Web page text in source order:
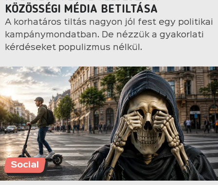
KÖZÖSSÉGI MÉDIA BETILTÁSA
A korhatáros tiltás nagyon jól fest egy politikai
kampánymondatban. De nézzük a gyakorlati
kérdéseket populizmus nélkül.
Social